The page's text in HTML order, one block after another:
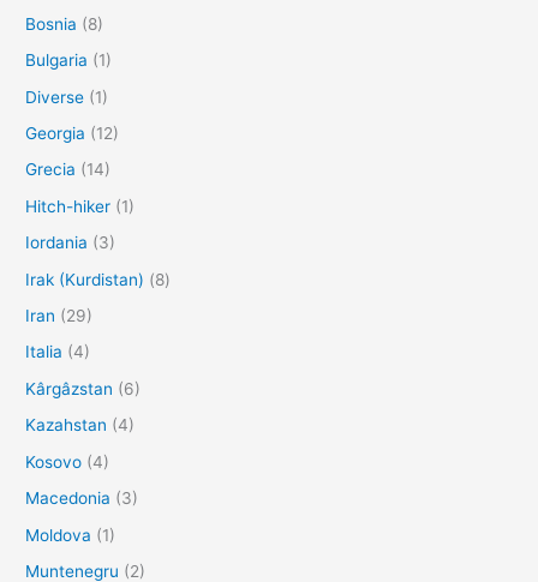
Bosnia (8)
Bulgaria (1)
Diverse (1)
Georgia (12)
Grecia (14)
Hitch-hiker (1)
Iordania (3)
Irak (Kurdistan) (8)
Iran (29)
Italia (4)
Kârgâzstan (6)
Kazahstan (4)
Kosovo (4)
Macedonia (3)
Moldova (1)
Muntenegru (2)